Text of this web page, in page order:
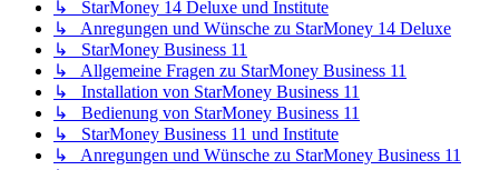
↳ StarMoney 14 Deluxe und Institute
↳ Anregungen und Wünsche zu StarMoney 14 Deluxe
↳ StarMoney Business 11
↳ Allgemeine Fragen zu StarMoney Business 11
↳ Installation von StarMoney Business 11
↳ Bedienung von StarMoney Business 11
↳ StarMoney Business 11 und Institute
↳ Anregungen und Wünsche zu StarMoney Business 11